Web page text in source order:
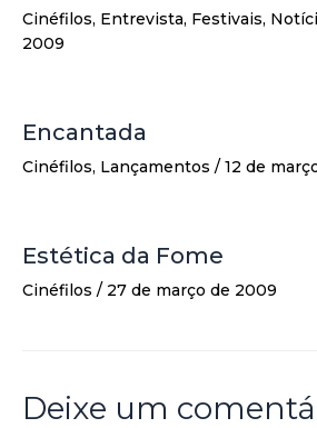
Cinéfilos, Entrevista, Festivais,
2009
Encantada
Cinéfilos, Lançamentos / 12 de
Estética da Fome
Cinéfilos / 27 de março de 2009
Deixe um